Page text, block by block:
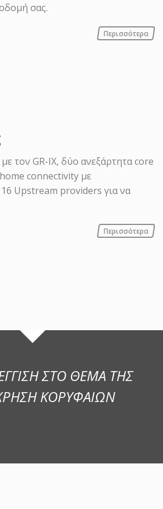
σας.
Περισσότερα
τον GR-IX, δύο ανεξάρτητα core
connectivity με
Upstream providers για να
Περισσότερα
ΣΤΟ ΘΕΜΑ ΤΗΣ
ΚΟΡΥΦΑΙΩΝ